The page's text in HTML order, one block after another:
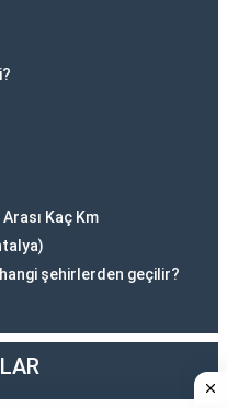
Kaç Km
şehirlerden geçilir?